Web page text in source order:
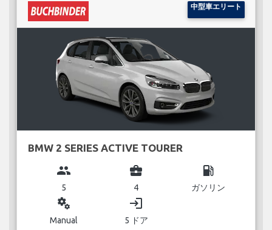
中型車エリート
BMW 2 SERIES ACTIVE TOURER
group
5
business_center
4
local_gas_station
ガソリン
miscellaneous_services
Manual
login
5 ドア